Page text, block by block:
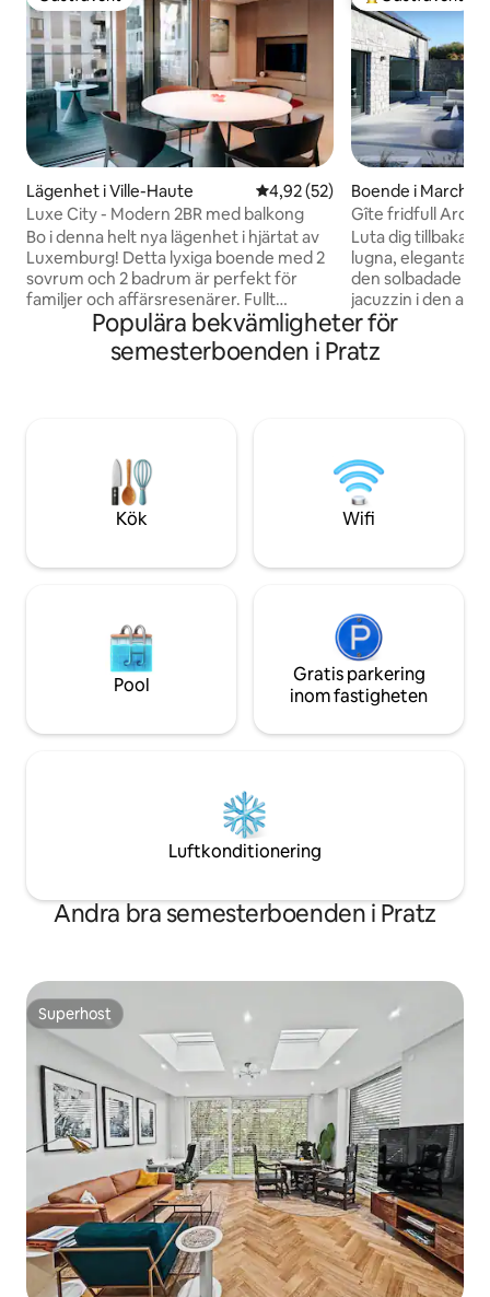
Gästfavorit
Lägenhet i Ville-Haute 4,92 av 5 i genomsnittligt
4,92 (52)
Luxe City - Modern 2BR med balkong
Bo i denna helt nya lägenhet i hjärtat av
Luxemburg! Detta lyxiga boende med 2
sovrum och 2 badrum är perfekt för
familjer och affärsresenärer. Fullt
utrustad med exklusiva bekvämligheter,
inklusive tvättmaskin, torktumlare och 2
smarta TV-apparater. Njut av en
ultimat komfort. Några steg från butiker,
restauranger och Hamilius Parkhouse,
med spårvagn och buss utanför dörren.
Ren komfort
Populär
Boende i
ne
Gîte fridfull
Luta dig tillbaka
lugna, eleganta
den solbadade
jacuzzin i den
eller bara luta dig
och njut av den
kvällsdrink, en
utanför, och flera
2025
Populära bekvämligheter för
semesterboenden i Pratz
Kök Wifi
Pool
Gratis parkering
inom fastigheten
Luftkonditionering
Andra bra semesterboenden i Pratz
Superhost
Superhost